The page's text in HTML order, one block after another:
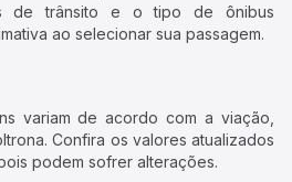
de trânsito e o tipo de ônibus
ao selecionar sua passagem.
variam de acordo com a viação,
Confira os valores atualizados
podem sofrer alterações.